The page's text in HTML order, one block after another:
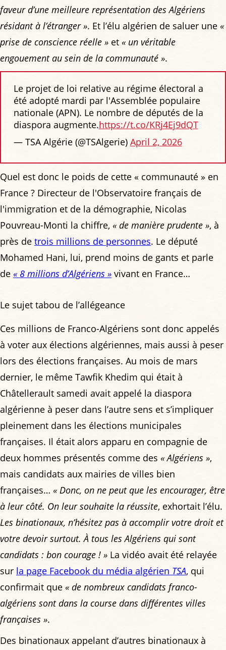
faveur d’une meilleure représentation des Algériens
résidant à l’étranger ». Et l’élu algérien de saluer une «
prise de conscience réelle » et « un véritable
engouement au sein de la communauté ».
Le projet de loi relative au régime électoral a
été adopté mardi par l'Assemblée populaire
nationale (APN). Le nombre de députés de la
diaspora augmente.https://t.co/KRj4Ej9dQT
— TSA Algérie (@TSAlgerie) April 2, 2026
Quel est donc le poids de cette « communauté » en
France ? Directeur de l'Observatoire français de
l'immigration et de la démographie, Nicolas
Pouvreau-Monti la chiffre, « de manière prudente », à
près de trois millions de personnes. Le député
Mohamed Hani, lui, prend moins de gants et parle
de « 8 millions d’Algériens » vivant en France…
Le sujet tabou de l’allégeance
Ces millions de Franco-Algériens sont donc appelés
à voter aux élections algériennes, mais aussi à peser
lors des élections françaises. Au mois de mars
dernier, le même Tawfik Khedim qui était à
Châtellerault samedi avait appelé la diaspora
algérienne à peser dans l’autre sens et s’impliquer
pleinement dans les élections municipales
françaises. Il était alors apparu en compagnie de
deux hommes présentés comme des « Algériens »,
mais candidats aux mairies de villes bien
françaises… « Donc, on ne peut que les encourager, être
à leur côté. On leur souhaite la réussite, exhortait l’élu.
Les binationaux, n’hésitez pas à accomplir votre droit et
votre devoir surtout. À tous les Algériens qui sont
candidats : bon courage ! » La vidéo avait été relayée
sur la page Facebook du média algérien TSA, qui
confirmait que « de nombreux candidats franco-
algériens sont dans la course dans différentes villes
françaises ».
Des binationaux appelant d’autres binationaux à